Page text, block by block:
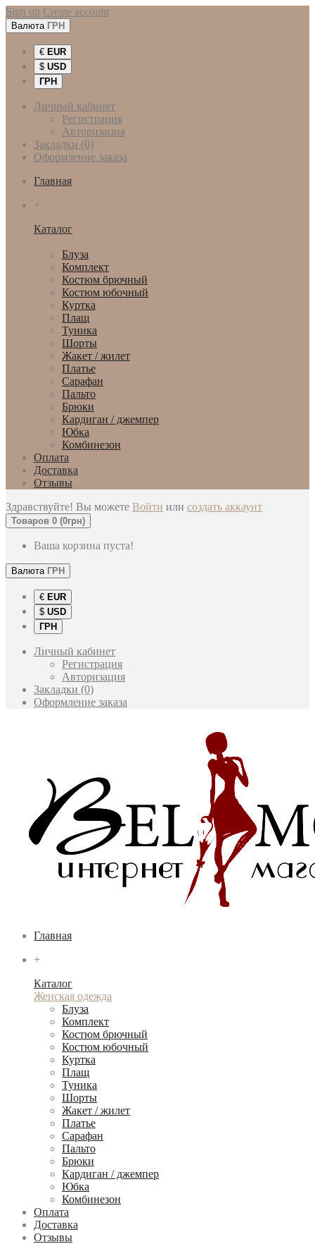
Sign up Create account
Валюта ГРН
€ EUR
$ USD
ГРН
Личный кабинет
Регистрация
Авторизация
Закладки (0)
Оформление заказа
Главная
+
Каталог
Блуза
Комплект
Костюм брючный
Костюм юбочный
Куртка
Плащ
Туника
Шорты
Жакет / жилет
Платье
Сарафан
Пальто
Брюки
Кардиган / джемпер
Юбка
Комбинезон
Оплата
Доставка
Отзывы
Здравствуйте! Вы можете Войти или создать аккаунт
Товаров 0 (0грн)
Ваша корзина пуста!
Валюта ГРН
€ EUR
$ USD
ГРН
Личный кабинет
Регистрация
Авторизация
Закладки (0)
Оформление заказа
Главная
+
Каталог
Женская одежда
Блуза
Комплект
Костюм брючный
Костюм юбочный
Куртка
Плащ
Туника
Шорты
Жакет / жилет
Платье
Сарафан
Пальто
Брюки
Кардиган / джемпер
Юбка
Комбинезон
Оплата
Доставка
Отзывы